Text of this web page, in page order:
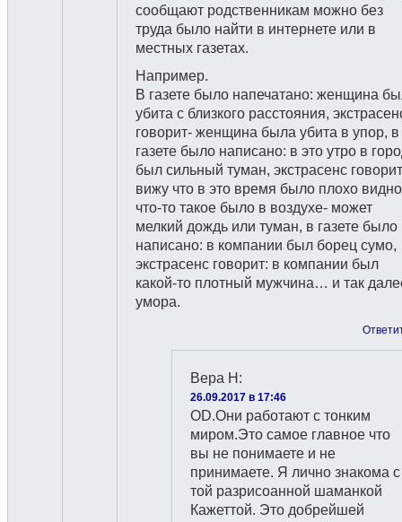
сообщают родственникам можно без
труда было найти в интернете или в
местных газетах.
Например.
B газете былo напечатанo: женщина
убита с близкого расстояния,
говорит- женщина была убита в упор, в
газете было написано: в это утро в
был сильный туман, экстрасенс
вижу что в это время былo плохо
что-то такое было в воздухе- может
мелкий дождь или туман, в газете было
написано: в компании был борец сумо,
экстрасенс говорит: в компании был
какой-то плотный мужчина… и так
умора.
Вера Н :
26.09.2017 в 17:46
OD.Они работают с тонким
миром.Это самое главное что
вы не понимаете и не
принимаете. Я лично знакома с
той разрисоанной шаманкой
Кажеттой. Это добрейшей